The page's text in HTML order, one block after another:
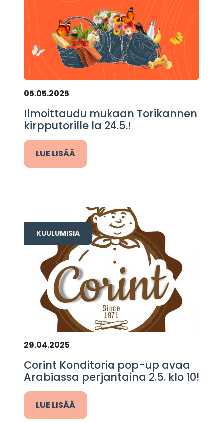
05.05.2025
Ilmoittaudu mukaan Torikannen
kirpputorille la 24.5.!
LUE LISÄÄ
KUULUMISIA
29.04.2025
Corint Konditoria pop-up avaa
Arabiassa perjantaina 2.5. klo 10!
LUE LISÄÄ